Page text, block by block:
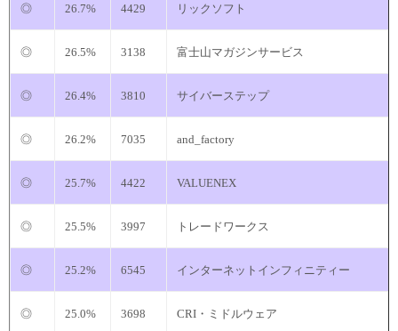
◎ 26.7% 4429 リックソフト
◎ 26.5% 3138 富士山マガジンサービス
◎ 26.4% 3810 サイバーステップ
◎ 26.2% 7035 and_factory
◎ 25.7% 4422 VALUENEX
◎ 25.5% 3997 トレードワークス
◎ 25.2% 6545 インターネットインフィニティー
◎ 25.0% 3698 CRI・ミドルウェア